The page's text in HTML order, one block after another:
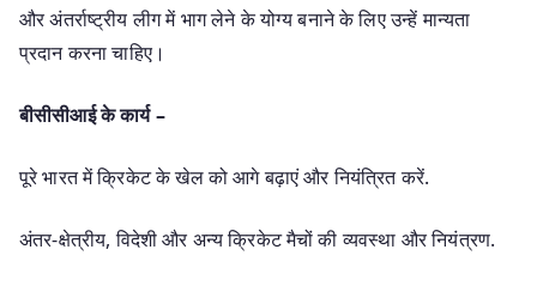
और अंतर्राष्ट्रीय लीग में भाग लेने के योग्य बनाने के लिए उन्हें मान्यता
प्रदान करना चाहिए।
बीसीसीआई के कार्य –
पूरे भारत में क्रिकेट के खेल को आगे बढ़ाएं और नियंत्रित करें.
अंतर-क्षेत्रीय, विदेशी और अन्य क्रिकेट मैचों की व्यवस्था और नियंत्रण.